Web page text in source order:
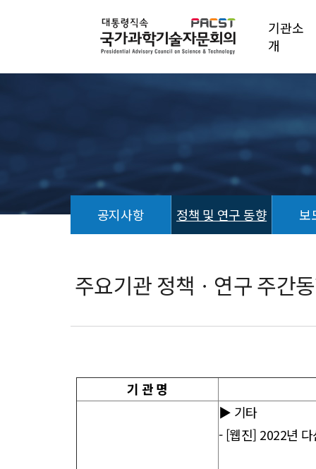
기관소
개
공지사항 정책 및 연구 동향 보
연
향
주요기관 정책ㆍ연구 주간
기 관 명
▶ 기타
- [웹진] 2022년